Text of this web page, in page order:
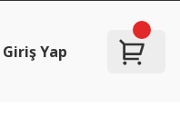
Giriş Yap